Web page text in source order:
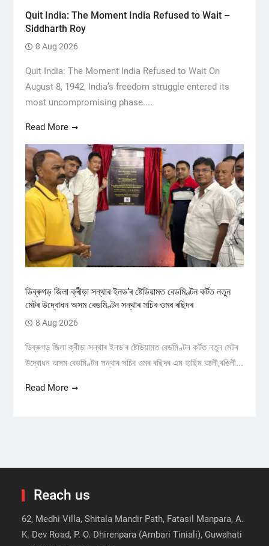
Quit India: The Moment India Refused to Wait –
Siddharth Roy
8 Aug 2026
Quit India: The Moment India Refused to Wait On
August 8, 1942, India’s freedom struggle entered its
most uncompromising phase....
Read More
ডিব্ৰুগড় জিলা ক্ৰীড়া সন্থাৰ ইনড’ৰ ষ্টেডিয়ামত বেডমিণ্টন কৰ্টত নতুন
মেটৰ উদ্বোধন অসম বেডমিণ্টন সন্থাৰ সচিব ওমৰ ৰছিদৰ
8 Aug 2026
ডিব্ৰুগড় জিলা ক্ৰীড়া সন্থাৰ ইনড'ৰ ষ্টেডিয়ামত বেডমিণ্টন কৰ্টত নতুন মেটৰ
উদ্বোধন অসম বেডমিণ্টন সন্থাৰ সচিব ওমৰ ৰছিদৰ এম হাছিম আলী,ৰঙিলী...
Read More
Reach us
62, Medhi Villa, Shitala Mandir Path, Fatasil Manpara, A.
K. Dev Road, P. O. Dhirenpara (Ambari Tiniali), Guwahati